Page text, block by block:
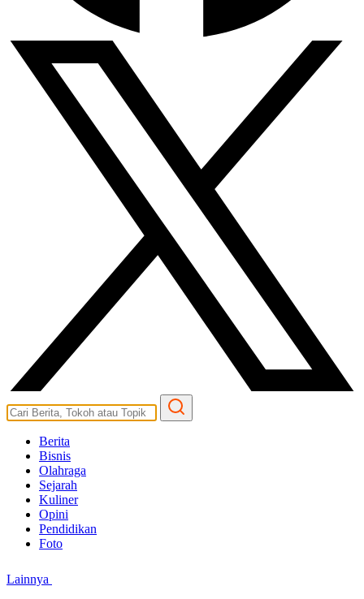
Berita
Bisnis
Olahraga
Sejarah
Kuliner
Opini
Pendidikan
Foto
Lainnya